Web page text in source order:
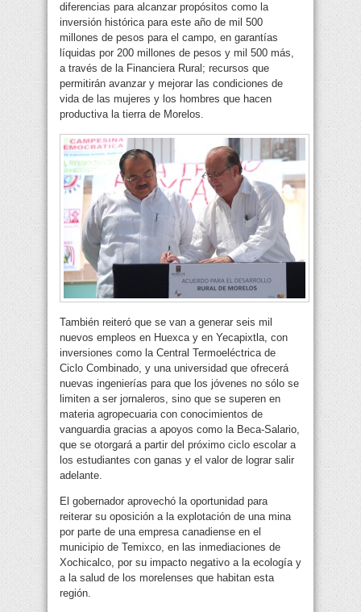
diferencias para alcanzar propósitos como la
inversión histórica para este año de mil 500
millones de pesos para el campo, en garantías
líquidas por 200 millones de pesos y mil 500 más,
a través de la Financiera Rural; recursos que
permitirán avanzar y mejorar las condiciones de
vida de las mujeres y los hombres que hacen
productiva la tierra de Morelos.
También reiteró que se van a generar seis mil
nuevos empleos en Huexca y en Yecapixtla, con
inversiones como la Central Termoeléctrica de
Ciclo Combinado, y una universidad que ofrecerá
nuevas ingenierías para que los jóvenes no sólo se
limiten a ser jornaleros, sino que se superen en
materia agropecuaria con conocimientos de
vanguardia gracias a apoyos como la Beca-Salario,
que se otorgará a partir del próximo ciclo escolar a
los estudiantes con ganas y el valor de lograr salir
adelante.
El gobernador aprovechó la oportunidad para
reiterar su oposición a la explotación de una mina
por parte de una empresa canadiense en el
municipio de Temixco, en las inmediaciones de
Xochicalco, por su impacto negativo a la ecología y
a la salud de los morelenses que habitan esta
región.